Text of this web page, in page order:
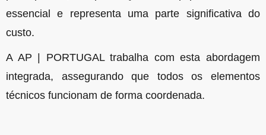
essencial e representa uma parte significativa do
custo.
A AP | PORTUGAL trabalha com esta abordagem
integrada, assegurando que todos os elementos
técnicos funcionam de forma coordenada.